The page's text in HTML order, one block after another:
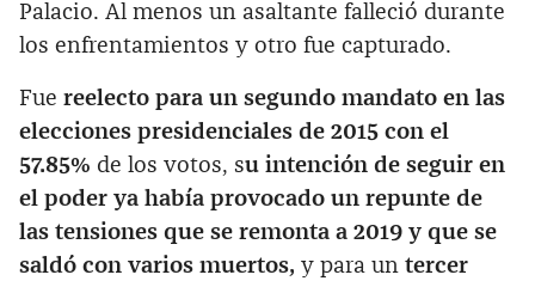
Palacio. Al menos un asaltante falleció durante
los enfrentamientos y otro fue capturado.
Fue reelecto para un segundo mandato en las
elecciones presidenciales de 2015 con el
57.85% de los votos, su intención de seguir en
el poder ya había provocado un repunte de
las tensiones que se remonta a 2019 y que se
saldó con varios muertos, y para un tercer